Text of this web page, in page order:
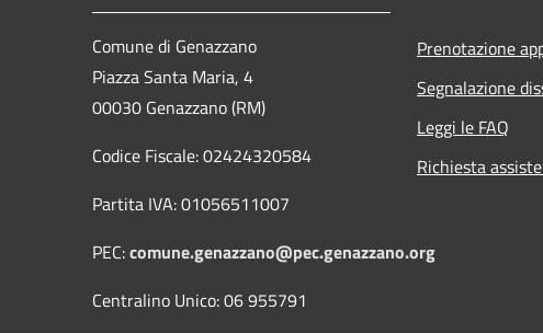
Comune di Genazzano
Piazza Santa Maria, 4
00030 Genazzano (RM)
Codice Fiscale: 02424320584
Partita IVA: 01056511007
PEC:comune.genazzano@pec.genazzano.org
Centralino Unico: 06 955791
Prenotazione
Segnalazione
Leggi le FAQ
Richiesta